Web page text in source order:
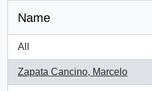
Name
All
Zapata Cancino, Marcelo
, 51 results